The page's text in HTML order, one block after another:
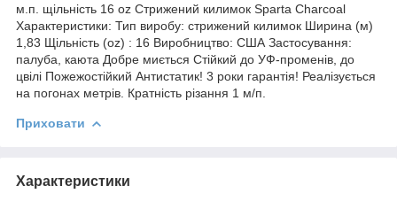
м.п. щільність 16 oz Стрижений килимок Sparta Charcoal
Характеристики: Тип виробу: стрижений килимок Ширина (м)
1,83 Щільність (oz) : 16 Виробництво: США Застосування:
палуба, каюта Добре миється Стійкий до УФ-променів, до
цвілі Пожежостійкий Антистатик! 3 роки гарантія! Реалізується
на погонах метрів. Кратність різання 1 м/п.
Приховати
Характеристики